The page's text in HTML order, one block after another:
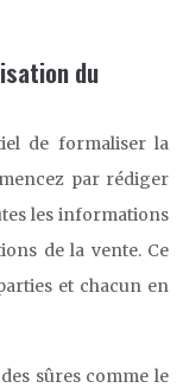
du
de formaliser la
par rédiger
les informations
de la vente. Ce
et chacun en
sûres comme le